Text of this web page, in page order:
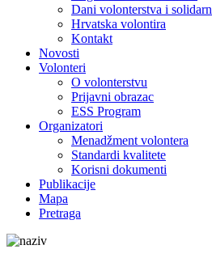
Dani volonterstva i
Hrvatska volontira
Kontakt
Novosti
Volonteri
O volonterstvu
Prijavni obrazac
ESS Program
Organizatori
Menadžment volontera
Standardi kvalitete
Korisni dokumenti
Publikacije
Mapa
Pretraga